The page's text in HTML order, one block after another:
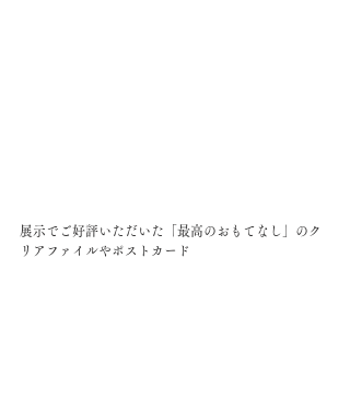
展示でご好評いただいた「最高のおもてなし」のク
リアファイルやポストカード